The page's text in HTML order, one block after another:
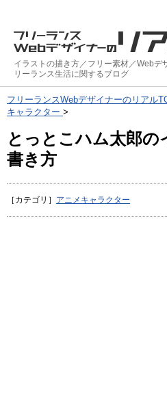
イラストの描き方／フリー素材／Webデ
リーランス生活に関するブログ
フリーランスWebデザイナーのリアル
キャラクター >
とっとこハム太郎の
書き方
［カテゴリ］ アニメキャラクター